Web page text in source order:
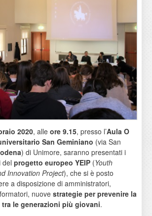
2020, alle ore 9.15, presso l’Aula O
San Geminiano (via San
) di Unimore, saranno presentati i
del progetto europeo YEIP(Youth
Innovation Project), che si è posto
a disposizione di amministratori,
nuove strategie per prevenire la
le generazioni più giovani.